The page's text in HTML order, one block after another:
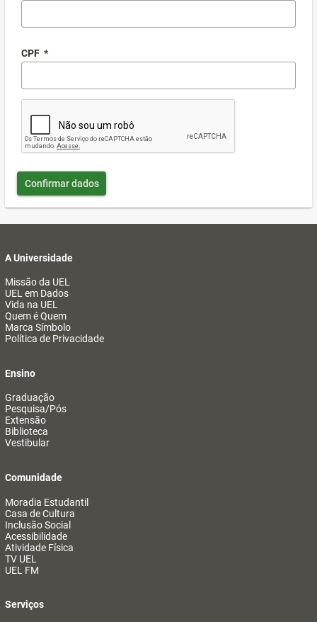
CPF *
Confirmar dados
A Universidade
Missão da UEL
UEL em Dados
Vida na UEL
Quem é Quem
Marca Símbolo
Política de Privacidade
Ensino
Graduação
Pesquisa/Pós
Extensão
Biblioteca
Vestibular
Comunidade
Moradia Estudantil
Casa de Cultura
Inclusão Social
Acessibilidade
Atividade Física
TV UEL
UEL FM
Serviços